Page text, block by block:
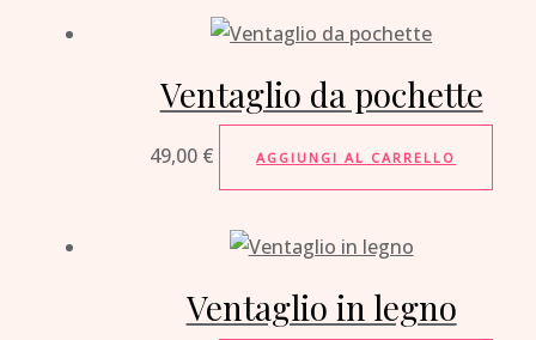
Ventaglio da pochette
49,00 € AGGIUNGI AL CARRELLO
Ventaglio in legno